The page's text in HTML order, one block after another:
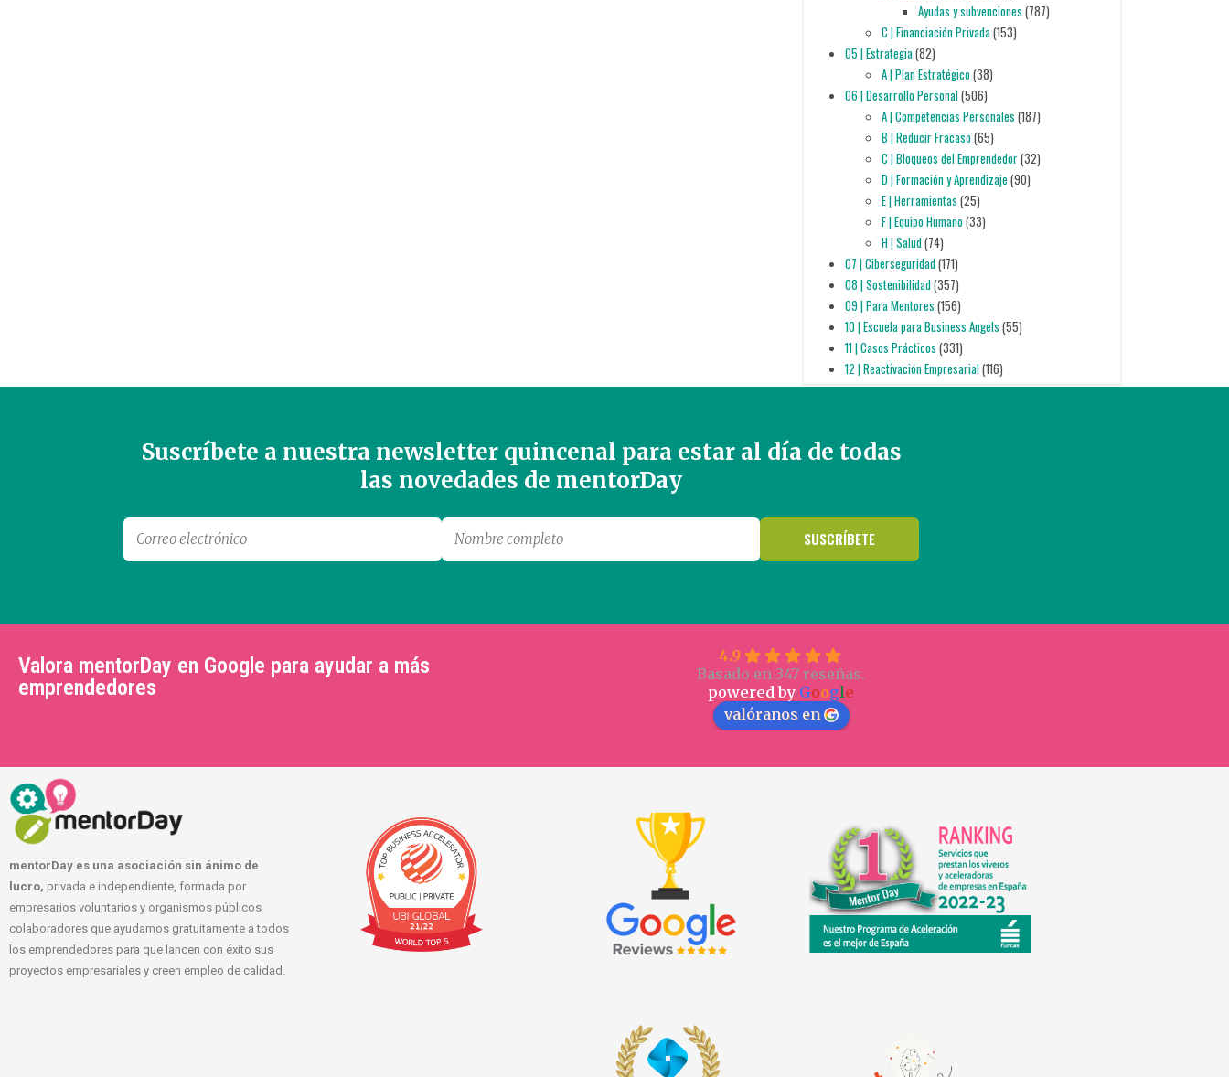
Ayudas y subvenciones (787)
C | Financiación Privada(153)
05 | Estrategia(82)
A | Plan Estratégico(38)
06 | Desarrollo Personal(506)
A | Competencias Personales (187)
B | Reducir Fracaso(65)
C | Bloqueos del Emprendedor(32)
D | Formación y Aprendizaje (90)
E | Herramientas (25)
F | Equipo Humano(33)
H | Salud(74)
07 | Ciberseguridad(171)
08 | Sostenibilidad(357)
09 | Para Mentores (156)
10 | Escuela para Business Angels (55)
11 | Casos Prácticos (331)
12 | Reactivación Empresarial(116)
Suscríbete a nuestra newsletter quincenal para estar al día de todas
las novedades de mentorDay
Valora mentorDay en Google para ayudar a más
emprendedores
4.9
Basado en 347 reseñas.
powered by Google
valóranos en
mentorDay es una asociación sin ánimo de
lucro, privada e independiente, formada por
empresarios voluntarios y organismos públicos
colaboradores que ayudamos gratuitamente a todos
los emprendedores para que lancen con éxito sus
proyectos empresariales y creen empleo de calidad.